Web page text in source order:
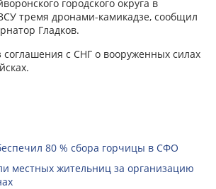
городского округа в
тремя дронами-камикадзе, сообщил
Гладков.
с СНГ о вооруженных силах
80 % сбора горчицы в СФО
местных жительниц за организацию